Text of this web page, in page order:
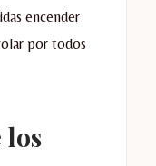
encender
por todos
los